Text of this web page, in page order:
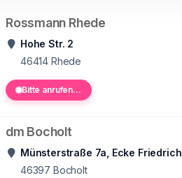
Rossmann Rhede
Hohe Str. 2
46414 Rhede
Bitte anrufen...
dm Bocholt
Münsterstraße 7a, Ecke
46397 Bocholt